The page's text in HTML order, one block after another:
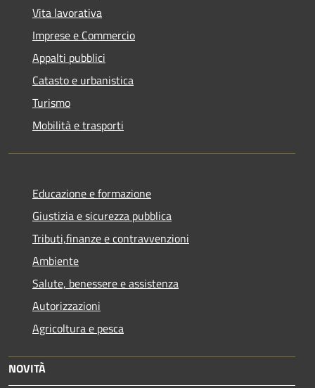
Vita lavorativa
Imprese e Commercio
Appalti pubblici
Catasto e urbanistica
Turismo
Mobilità e trasporti
Educazione e formazione
Giustizia e sicurezza pubblica
Tributi,finanze e contravvenzioni
Ambiente
Salute, benessere e assistenza
Autorizzazioni
Agricoltura e pesca
NOVITÀ